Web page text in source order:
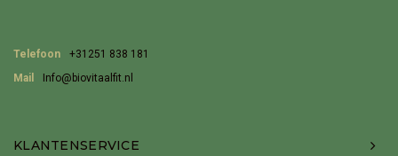
Telefoon
+31251 838 181
Mail
Info@biovitaalfit.nl
KLANTENSERVICE